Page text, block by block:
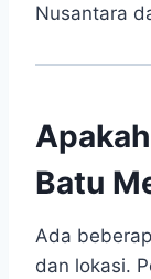
Nusantara
Batu
Ada
dan lokasi.